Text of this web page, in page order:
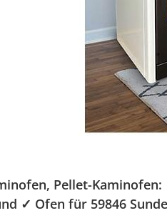
Pellet-
✓ Ofen für 59846